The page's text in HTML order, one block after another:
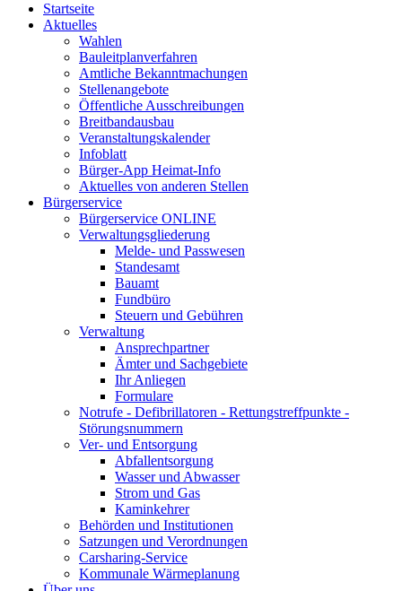
Startseite
Aktuelles
Wahlen
Bauleitplanverfahren
Amtliche Bekanntmachungen
Stellenangebote
Öffentliche Ausschreibungen
Breitbandausbau
Veranstaltungskalender
Infoblatt
Bürger-App Heimat-Info
Aktuelles von anderen Stellen
Bürgerservice
Bürgerservice ONLINE
Verwaltungsgliederung
Melde- und Passwesen
Standesamt
Bauamt
Fundbüro
Steuern und Gebühren
Verwaltung
Ansprechpartner
Ämter und Sachgebiete
Ihr Anliegen
Formulare
Notrufe - Defibrillatoren - Rettungstreffpunkte -
Störungsnummern
Ver- und Entsorgung
Abfallentsorgung
Wasser und Abwasser
Strom und Gas
Kaminkehrer
Behörden und Institutionen
Satzungen und Verordnungen
Carsharing-Service
Kommunale Wärmeplanung